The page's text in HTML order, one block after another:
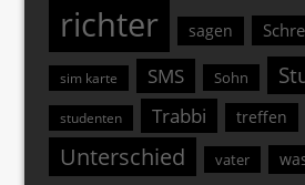
richter sagen
sim karte SMS Sohn
studenten Trabbi treffen
Unterschied vater